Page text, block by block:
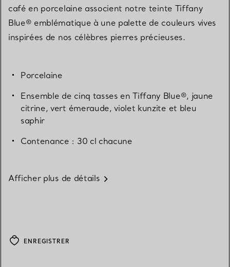
café en porcelaine associent notre teinte Tiffany
Blue® emblématique à une palette de couleurs vives
inspirées de nos célèbres pierres précieuses.
Porcelaine
Ensemble de cinq tasses en Tiffany Blue®, jaune
citrine, vert émeraude, violet kunzite et bleu
saphir
Contenance : 30 cl chacune
Afficher plus de détails
ENREGISTRER